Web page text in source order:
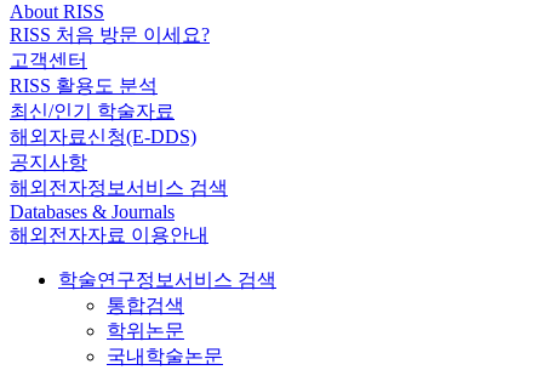
About RISS
RISS 처음 방문 이세요?
고객센터
RISS 활용도 분석
최신/인기 학술자료
해외자료신청(E-DDS)
공지사항
해외전자정보서비스 검색
Databases & Journals
해외전자자료 이용안내
학술연구정보서비스 검색
통합검색
학위논문
국내학술논문